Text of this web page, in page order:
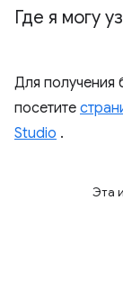
Где я могу
Для
посетите
Studio .
Эта